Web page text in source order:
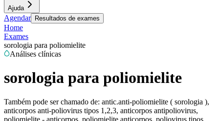
Ajuda
Agendar Resultados de exames
Home
Exames
sorologia para poliomielite
Análises clínicas
sorologia para poliomielite
Também pode ser chamado de: antic.anti-poliomielite ( sorologia ),
anticorpos anti-poliovirus tipos 1,2,3, anticorpos antipoliovirus,
poliomielite - anticorpos, poliomielite anticorpos, poliovirus tipos